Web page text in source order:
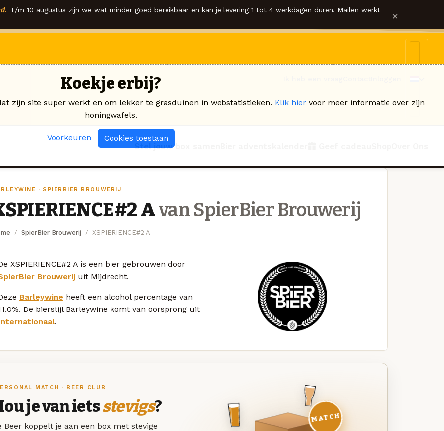
T/m 10 augustus zijn we wat minder goed bereikbaar en kan je levering 1 tot 4 werkdagen duren. Mailen werkt ×
Stel jouw box samen
· SPIERBIER BROUWERIJ
Avan SpierBier Brouwerij
SpierBier Brouwerij XSPIERIENCE#2 A
XSPIERIENCE#2 A is een bier gebrouwen door
Brouwerij uit Mijdrecht.
Barleywine heeft een alcohol percentage van
De bierstijl Barleywine komt van oorsprong uit
.
MATCH · BEER CLUB
je van ietsstevigs?
Beer koppelt je aan een box met stevige
MATCH
Koekje erbij?
zijn site super werkt en om lekker te grasduinen in webstatistieken. Klik hier voor meer informatie over zijn
honingwafels.
Voorkeuren Cookies toestaan